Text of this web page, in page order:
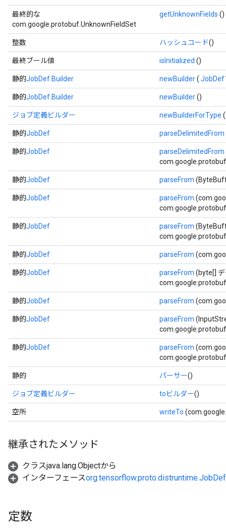
最終的な
com.google.protobuf.UnknownFieldSet
getUnknownFields ()
整数 ハッシュコード()
最終ブール値 isInitialized ()
静的JobDef.Builder newBuilder( JobDef
静的JobDef.Builder newBuilder()
ジョブ定義ビルダー newBuilderForType
静的JobDef parseDelimitedFrom
静的JobDef parseDelimitedFrom
静的JobDef parseFrom
静的JobDef parseFrom
静的JobDef parseFrom
静的JobDef parseFrom
静的JobDef parseFrom (byte[]
静的JobDef parseFrom
静的JobDef parseFrom
静的JobDef parseFrom
静的 パーサー()
ジョブ定義ビルダー toビルダー()
空所 writeTo
継承されたメソッド
クラスjava.lang.Objectから
インターフェース
定数